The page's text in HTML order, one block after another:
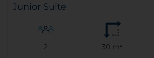
Junior Suite
2 30 m²